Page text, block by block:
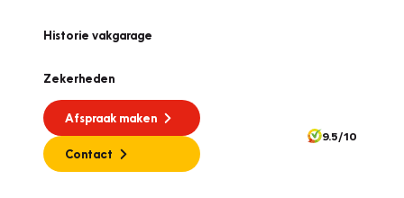
Historie vakgarage
Zekerheden
Afspraak maken
Contact
9.5/10